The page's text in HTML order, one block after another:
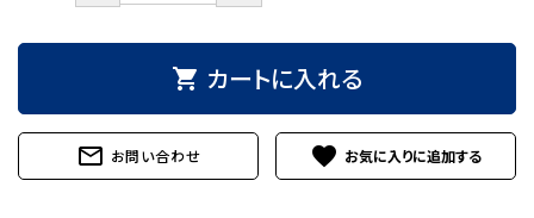
shopping_cart カートに入れる
mail_outline お問い合わせ favorite